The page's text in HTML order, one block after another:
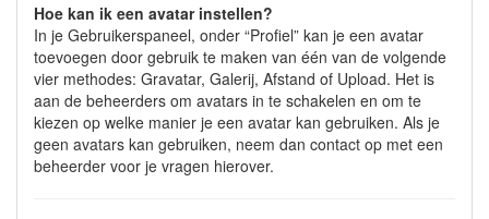
Hoe kan ik een avatar instellen?
In je Gebruikerspaneel, onder “Profiel” kan je een avatar
toevoegen door gebruik te maken van één van de volgende
vier methodes: Gravatar, Galerij, Afstand of Upload. Het is
aan de beheerders om avatars in te schakelen en om te
kiezen op welke manier je een avatar kan gebruiken. Als je
geen avatars kan gebruiken, neem dan contact op met een
beheerder voor je vragen hierover.